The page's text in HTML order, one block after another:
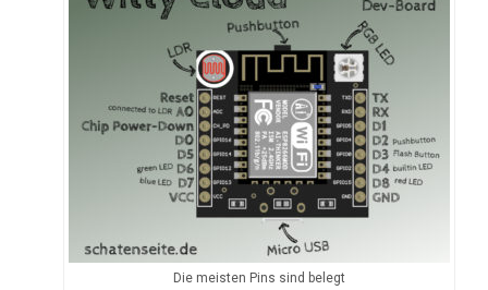
Die meisten Pins sind belegt